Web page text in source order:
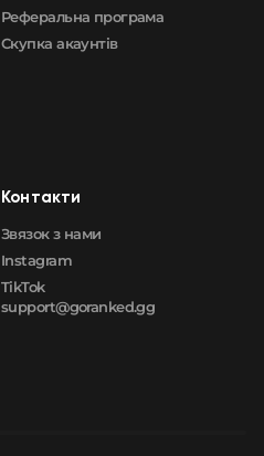
Реферальна програма
Скупка акаунтів
Контакти
Звязок з нами
Instagram
TikTok
support@goranked.gg